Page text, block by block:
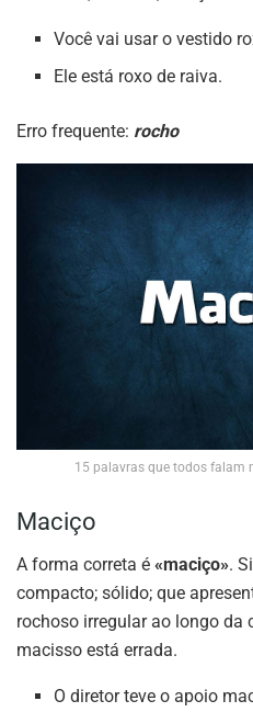
Você vai usar o vestido
Ele está roxo de raiva.
Erro frequente: rocho
15 palavras que todos falam
Maciço
A forma correta é «maciço».
compacto; sólido; que
rochoso irregular ao longo da
macisso está errada.
O diretor teve o apoio